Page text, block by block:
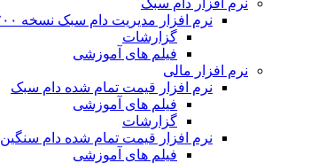
نرم افزار دام سبک
نرم افزار مدیریت دام سبک نسخه ۲۰۰ راس ، ۴۰۰ راس و نا محدود
گزارشات
فیلم های آموزشی
نرم افزار مالی
نرم افزار قیمت تمام شده دام سبک
فیلم های آموزشی
گزارشات
نرم افزار قیمت تمام شده دام سنگین
فیلم های آموزشی